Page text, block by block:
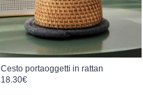
Cesto portaoggetti in rattan
18.30€